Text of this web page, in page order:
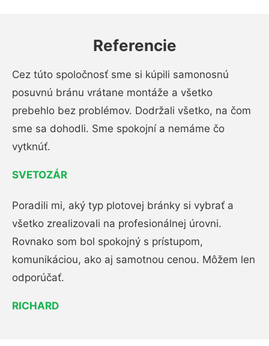
Referencie
Cez túto spoločnosť sme si kúpili samonosnú
posuvnú bránu vrátane montáže a všetko
prebehlo bez problémov. Dodržali všetko, na čom
sme sa dohodli. Sme spokojní a nemáme čo
vytknúť.
SVETOZÁR
Poradili mi, aký typ plotovej bránky si vybrať a
všetko zrealizovali na profesionálnej úrovni.
Rovnako som bol spokojný s prístupom,
komunikáciou, ako aj samotnou cenou. Môžem len
odporúčať.
RICHARD